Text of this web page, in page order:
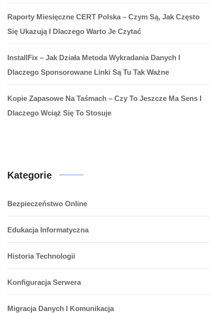
Raporty Miesięczne CERT Polska – Czym Są, Jak Często
Się Ukazują I Dlaczego Warto Je Czytać
InstallFix – Jak Działa Metoda Wykradania Danych I
Dlaczego Sponsorowane Linki Są Tu Tak Ważne
Kopie Zapasowe Na Taśmach – Czy To Jeszcze Ma Sens I
Dlaczego Wciąż Się To Stosuje
Kategorie
Bezpieczeństwo Online
Edukacja Informatyczna
Historia Technologii
Konfiguracja Serwera
Migracja Danych I Komunikacja